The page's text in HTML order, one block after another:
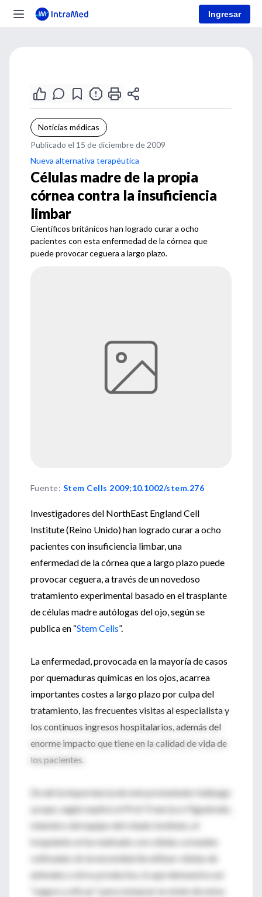
Ingresar
Noticias médicas
Publicado el 15 de diciembre de 2009
Nueva alternativa terapéutica
Células madre de la propia
córnea contra la insuficiencia
limbar
Científicos británicos han logrado curar a ocho
pacientes con esta enfermedad de la córnea que
puede provocar ceguera a largo plazo.
Fuente: Stem Cells 2009;10.1002/stem.276
Investigadores del NorthEast England Cell
Institute (Reino Unido) han logrado curar a ocho
pacientes con insuficiencia limbar, una
enfermedad de la córnea que a largo plazo puede
provocar ceguera, a través de un novedoso
tratamiento experimental basado en el trasplante
de células madre autólogas del ojo, según se
publica en “Stem Cells”.
La enfermedad, provocada en la mayoría de casos
por quemaduras químicas en los ojos, acarrea
importantes costes a largo plazo por culpa del
tratamiento, las frecuentes visitas al especialista y
los continuos ingresos hospitalarios, además del
enorme impacto que tiene en la calidad de vida de
los pacientes.
De ahí la importancia de este prometedor hallazgo
ya que, según explicó el Prof. Francisco Figueiredo,
miembro del equipo del citado Instituto, el
trasplante se ha realizado con células corneales
cultivadas sin la necesidad de utilizar células de
animales u otros productos, lo que demuestra ser
“seguro y eficaz” para restaurar la visión de estos